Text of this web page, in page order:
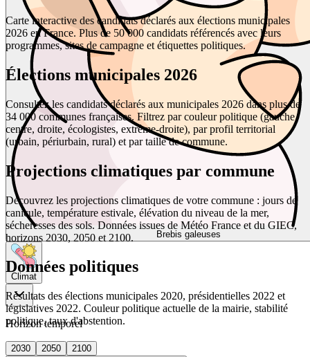
Brebis galeuses
Climat
Horizon temporel
2030 2050
2100
Carte interactive des candidats déclarés aux élections municipales
2026 en France. Plus de 50 000 candidats référencés avec leurs
programmes, sites de campagne et étiquettes politiques.
Élections municipales 2026
Consultez les candidats déclarés aux municipales 2026 dans plus de
34 000 communes françaises. Filtrez par couleur politique (gauche,
centre, droite, écologistes, extrême-droite), par profil territorial
(urbain, périurbain, rural) et par taille de commune.
Projections climatiques par commune
Découvrez les projections climatiques de votre commune : jours de
canicule, température estivale, élévation du niveau de la mer,
sécheresses des sols. Données issues de Météo France et du GIEC,
horizons 2030, 2050 et 2100.
Données politiques
Résultats des élections municipales 2020, présidentielles 2022 et
législatives 2022. Couleur politique actuelle de la mairie, stabilité
politique, taux d'abstention.